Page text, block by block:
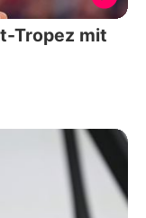
Tropez mit